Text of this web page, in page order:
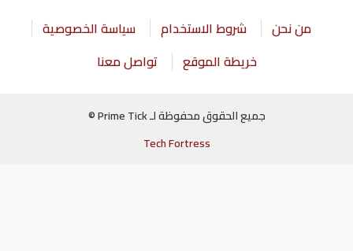
من نحن شروط الاستخدام
سياسة الخصوصية
خريطة الموقع
تواصل معنا
جميع الحقوق محفوظة لـ Prime Tick ©
Tech Fortress